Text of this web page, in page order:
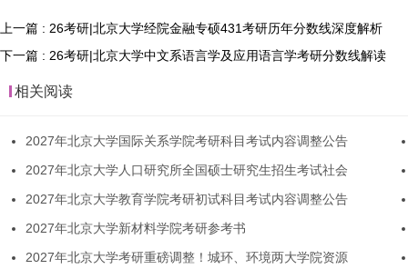
上一篇 : 26考研|北京大学经院金融专硕431考研历年分数线深度解析
下一篇 : 26考研|北京大学中文系语言学及应用语言学考研分数线解读
相关阅读
2027年北京大学国际关系学院考研科目考试内容调整公告
2027年北京大学人口研究所全国硕士研究生招生考试社会
2027年北京大学教育学院考研初试科目考试内容调整公告
2027年北京大学新材料学院考研参考书
2027年北京大学考研重磅调整！城环、环境两大学院资源